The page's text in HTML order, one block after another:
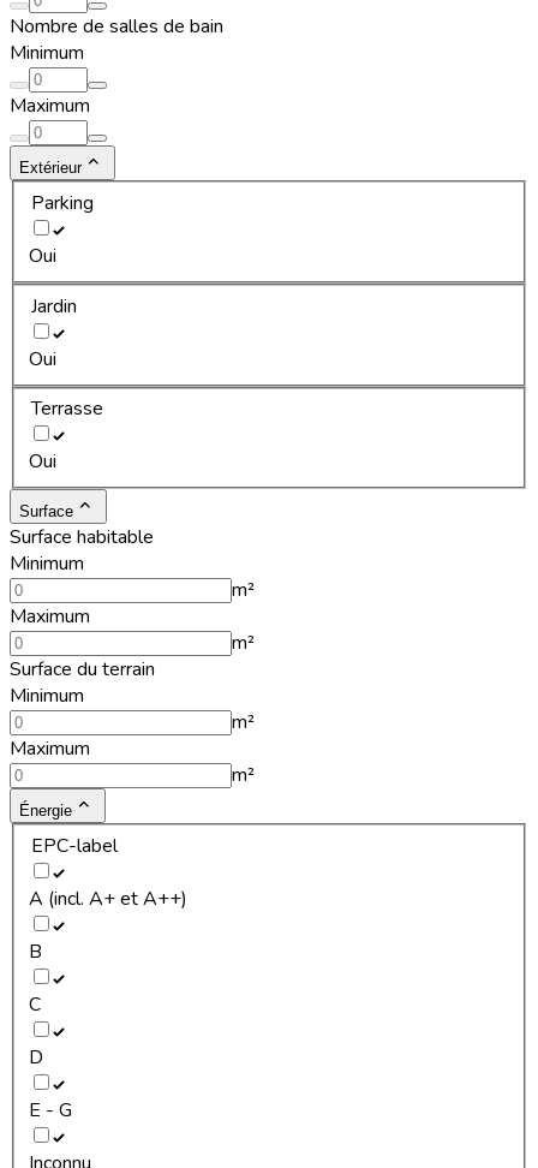
Nombre de salles de bain
Minimum
Maximum
Extérieur
Parking
Oui
Jardin
Oui
Terrasse
Oui
Surface
Surface habitable
Minimum
m²
Maximum
m²
Surface du terrain
Minimum
m²
Maximum
m²
Énergie
EPC-label
A (incl. A+ et A++)
B
C
D
E - G